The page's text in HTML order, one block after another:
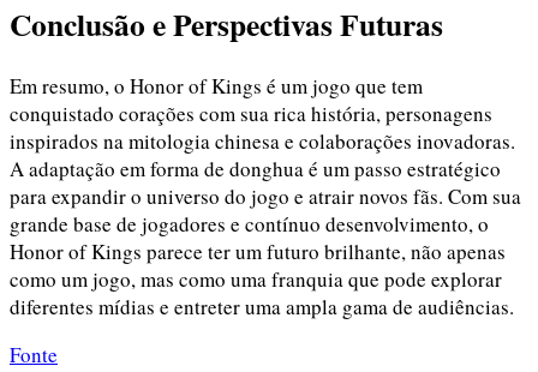
Conclusão e Perspectivas Futuras
Em resumo, o Honor of Kings é um jogo que tem
conquistado corações com sua rica história, personagens
inspirados na mitologia chinesa e colaborações inovadoras.
A adaptação em forma de donghua é um passo estratégico
para expandir o universo do jogo e atrair novos fãs. Com sua
grande base de jogadores e contínuo desenvolvimento, o
Honor of Kings parece ter um futuro brilhante, não apenas
como um jogo, mas como uma franquia que pode explorar
diferentes mídias e entreter uma ampla gama de audiências.
Fonte